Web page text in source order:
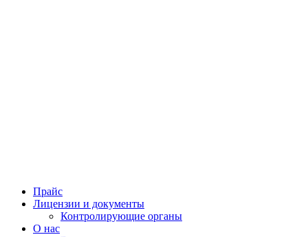
Прайс
Лицензии и документы
Контролирующие органы
О нас